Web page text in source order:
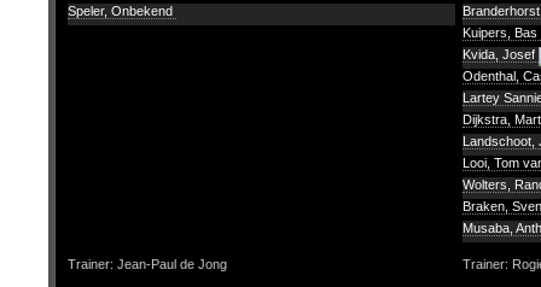
Speler, Onbekend
Kuipers, Bas
Kvida, Josef
Odenthal,
Lartey
Dijkstra,
Landschoot,
Looi, Tom
Wolters,
Braken,
Musaba,
Trainer: Jean-Paul de Jong Trainer: